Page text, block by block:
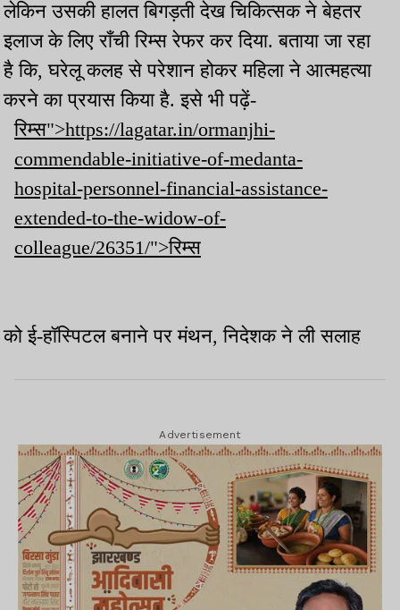
लेकिन उसकी हालत बिगड़ती देख चिकित्सक ने बेहतर
इलाज के लिए राँची रिम्स रेफर कर दिया. बताया जा रहा
है कि, घरेलू कलह से परेशान होकर महिला ने आत्महत्या
करने का प्रयास किया है. इसे भी पढ़ें-
रिम्स">https://lagatar.in/ormanjhi-
commendable-initiative-of-medanta-
hospital-personnel-financial-assistance-
extended-to-the-widow-of-
colleague/26351/">रिम्स
को ई-हॉस्पिटल बनाने पर मंथन, निदेशक ने ली सलाह
Advertisement